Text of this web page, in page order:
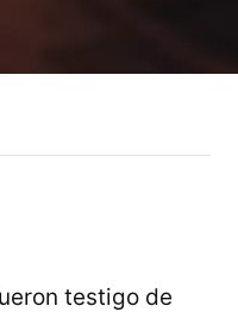
testigo de